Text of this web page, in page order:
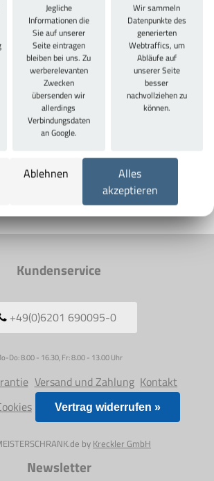
Keine Lieferkosten ab 80 EUR
100% Profiqualität
Mehr Vorteile anzeigen
Kreckler GmbH Shops
Vorkasse Lastschrift
Kundenservice
+49(0)6201 690095-0
Do: 8.00 - 16.30, Fr: 8.00 - 13.00 Uhr
Versand und Zahlung Kontakt
Vertrag widerrufen »
by Kreckler GmbH
Newsletter
Jegliche
Informationen die
Sie auf unserer
Seite eintragen
bleiben bei uns. Zu
werberelevanten
Zwecken
übersenden wir
allerdings
Verbindungsdaten
an Google.
Wir sammeln
Datenpunkte des
generierten
Webtraffics, um
Abläufe auf
unserer Seite
besser
nachvollziehen zu
können.
Ablehnen
Alles
akzeptieren